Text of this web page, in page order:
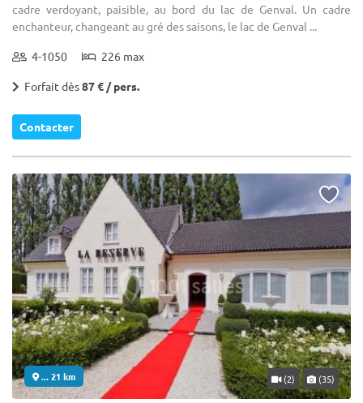
cadre verdoyant, paisible, au bord du lac de Genval. Un cadre
enchanteur, changeant au gré des saisons, le lac de Genval ...
4-1050 226 max
Forfait dès87 € / pers.
Contacter
... 21 km (2) (35)